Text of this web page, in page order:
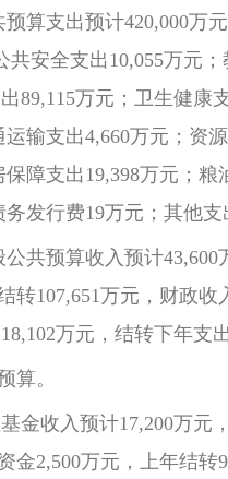
支出预计420,000万元
共安全支出10,055万元
89,115万元；卫生健康
运输支出4,660万元；资
保障支出19,398万元；
务发行费19万元；其他支
预算收入预计43,600
转107,651万元，财政
万元，结转下年支
。
收入预计17,200万元，
金2,500万元，上年结